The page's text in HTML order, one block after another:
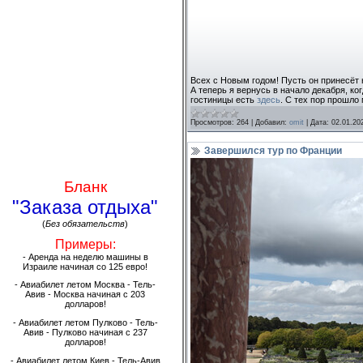
Бланк
"Заказа отдыха"
(Без обязательств)
Примеры:
- Аренда на неделю машины в
Израиле начиная со 125 евро!
- Авиабилет летом Москва - Тель-
Авив - Москва начиная с 203
долларов!
- Авиабилет летом Пулково - Тель-
Авив - Пулково начиная с 237
долларов!
- Авиабилет летом Киев - Тель-Авив
Всех с Новым годом! Пусть он принесёт
А теперь я вернусь в начало декабря,
гостиницы есть здесь . С тех пор
Просмотров: 264 Добавил: omit Дата:
Завершился тур по Франции